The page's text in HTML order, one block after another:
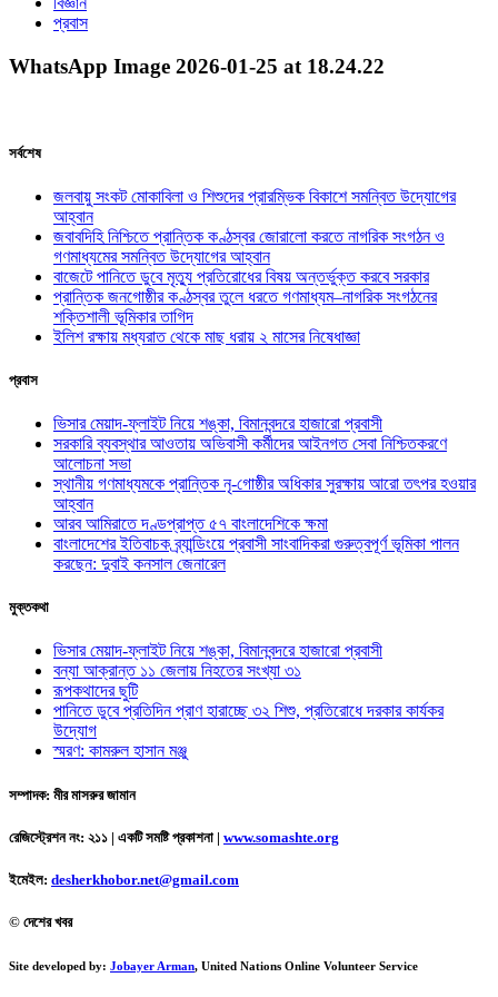
প্রবাস
WhatsApp Image 2026-01-25 at 18.24.22
সর্বশেষ
জলবায়ু সংকট মোকাবিলা ও শিশুদের প্রারম্ভিক বিকাশে সমন্বিত উদ্যোগের
আহ্বান
জবাবদিহি নিশ্চিতে প্রান্তিক কণ্ঠস্বর জোরালো করতে নাগরিক সংগঠন ও
গণমাধ্যমের সমন্বিত উদ্যোগের আহ্বান
বাজেটে পানিতে ডুবে মৃত্যু প্রতিরোধের বিষয় অন্তর্ভুক্ত করবে সরকার
প্রান্তিক জনগোষ্ঠীর কণ্ঠস্বর তুলে ধরতে গণমাধ্যম–নাগরিক সংগঠনের
শক্তিশালী ভূমিকার তাগিদ
ইলিশ রক্ষায় মধ্যরাত থেকে মাছ ধরায় ২ মাসের নিষেধাজ্ঞা
প্রবাস
ভিসার মেয়াদ-ফ্লাইট নিয়ে শঙ্কা, বিমানবন্দরে হাজারো প্রবাসী
সরকারি ব্যবস্থার আওতায় অভিবাসী কর্মীদের আইনগত সেবা নিশ্চিতকরণে
আলোচনা সভা
স্থানীয় গণমাধ্যমকে প্রান্তিক নৃ-গোষ্ঠীর অধিকার সুরক্ষায় আরো তৎপর হওয়ার
আহ্বান
আরব আমিরাতে দণ্ডপ্রাপ্ত ৫৭ বাংলাদেশিকে ক্ষমা
বাংলাদেশের ইতিবাচক ব্র্যান্ডিংয়ে প্রবাসী সাংবাদিকরা গুরুত্বপূর্ণ ভূমিকা পালন
করছেন: দুবাই কনসাল জেনারেল
মুক্তকথা
ভিসার মেয়াদ-ফ্লাইট নিয়ে শঙ্কা, বিমানবন্দরে হাজারো প্রবাসী
বন্যা আক্রান্ত ১১ জেলায় নিহতের সংখ্যা ৩১
রূপকথাদের ছুটি
পানিতে ডুবে প্রতিদিন প্রাণ হারাচ্ছে ৩২ শিশু, প্রতিরোধে দরকার কার্যকর
উদ্যোগ
স্মরণ: কামরুল হাসান মঞ্জু
সম্পাদক: মীর মাসরুর জামান
রেজিস্ট্রেশন নং: ২১১ | একটি সমষ্টি প্রকাশনা | www.somashte.org
ইমেইল: desherkhobor.net@gmail.com
© দেশের খবর
Site developed by: Jobayer Arman, United Nations Online Volunteer Service